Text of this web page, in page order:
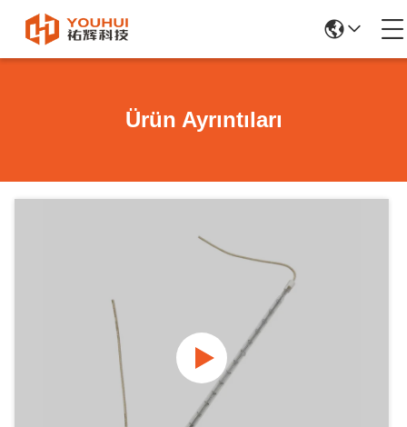
Ürün Ayrıntıları